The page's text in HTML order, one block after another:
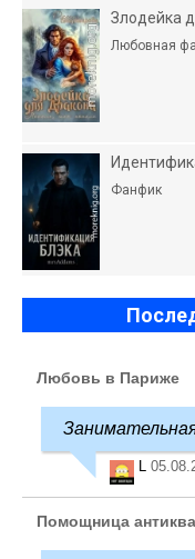
Злодейка
Любовная
Фанфик
Любовь в Париже
Помощница